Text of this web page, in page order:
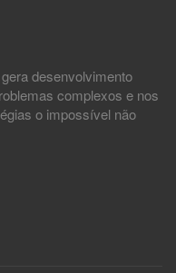
desenvolvimento
complexos e nos
o impossível não